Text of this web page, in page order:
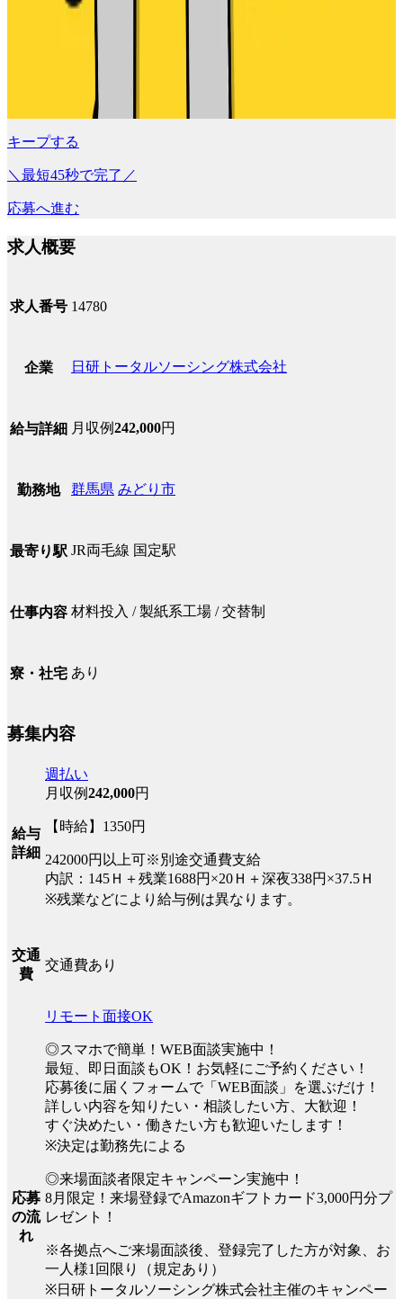
キープする
＼最短45秒で完了／
応募へ進む
求人概要
求人番号 14780
企業 日研トータルソーシング株式会社
給与詳細 月収例242,000円
勤務地 群馬県 みどり市
最寄り駅 JR両毛線 国定駅
仕事内容 材料投入 / 製紙系工場 / 交替制
寮・社宅 あり
募集内容
給与
詳細
週払い
月収例242,000円
【時給】1350円
242000円以上可※別途交通費支給
内訳：145Ｈ＋残業1688円×20Ｈ＋深夜338円×37.5Ｈ
※残業などにより給与例は異なります。
交通
費
交通費あり
応募
の流
れ
リモート面接OK
◎スマホで簡単！WEB面談実施中！
最短、即日面談もOK！お気軽にご予約ください！
応募後に届くフォームで「WEB面談」を選ぶだけ！
詳しい内容を知りたい・相談したい方、大歓迎！
すぐ決めたい・働きたい方も歓迎いたします！
※決定は勤務先による
◎来場面談者限定キャンペーン実施中！
8月限定！来場登録でAmazonギフトカード3,000円分プ
レゼント！
※各拠点へご来場面談後、登録完了した方が対象、お
一人様1回限り（規定あり）
※日研トータルソーシング株式会社主催のキャンペー